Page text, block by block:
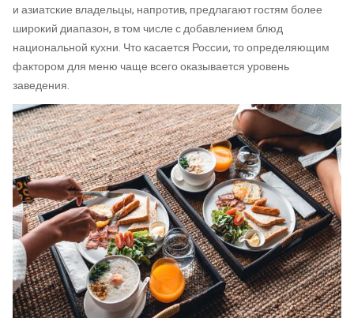
и азиатские владельцы, напротив, предлагают гостям более
широкий диапазон, в том числе с добавлением блюд
национальной кухни. Что касается России, то определяющим
фактором для меню чаще всего оказывается уровень
заведения.